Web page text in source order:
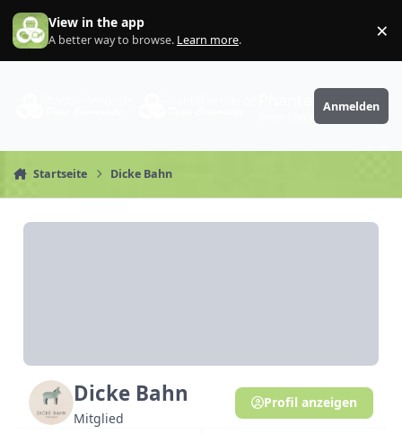
Zum Inhalt springen
View in the app
A better way to browse. Learn more. ×
PhantaFriends.de
Anmelden
Startseite Dicke Bahn
Dicke Bahn
Mitglied
Profil anzeigen